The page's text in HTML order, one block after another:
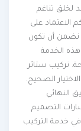
تناغم
على
أن تكون
الخدمة
ستائر
الصحيح.
استشارات التصميم
خدمة التركيب